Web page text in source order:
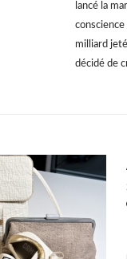
lancé la
milliard
décidé de